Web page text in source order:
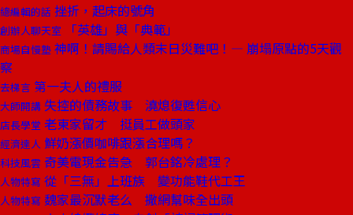
總編輯的話 挫折，起床的號角
創辦人聊天室 「英雄」與「典範」
商場自慢塾 神啊！請賜給人類末日災難吧！— 崩塌原點的5天觀
察
去梯言 第一夫人的禮服
大師開講 失控的債務故事 澆熄復甦信心
店長學堂 老東家留才 挺員工做頭家
經濟達人 鮮奶漲價咖啡跟漲合理嗎？
科技風雲 奇美電現金告急 郭台銘冷處理？
人物特寫 從「三無」上班族 變功能鞋代工王
人物特寫 魏家最沉默老么 撒網幫味全出頭